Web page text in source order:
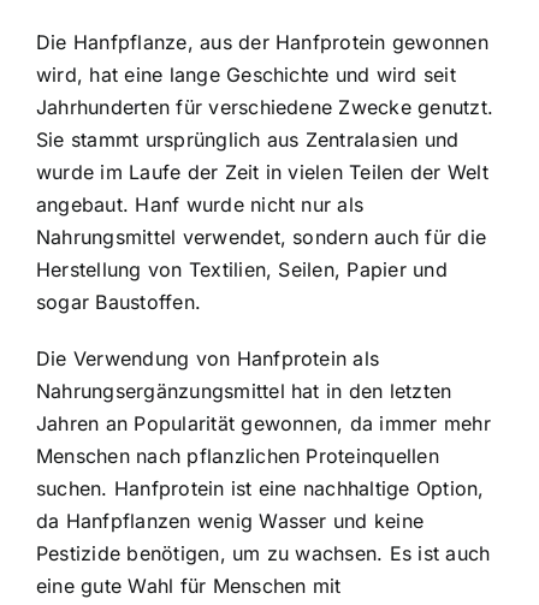
Die Hanfpflanze, aus der Hanfprotein gewonnen
wird, hat eine lange Geschichte und wird seit
Jahrhunderten für verschiedene Zwecke genutzt.
Sie stammt ursprünglich aus Zentralasien und
wurde im Laufe der Zeit in vielen Teilen der Welt
angebaut. Hanf wurde nicht nur als
Nahrungsmittel verwendet, sondern auch für die
Herstellung von Textilien, Seilen, Papier und
sogar Baustoffen.
Die Verwendung von Hanfprotein als
Nahrungsergänzungsmittel hat in den letzten
Jahren an Popularität gewonnen, da immer mehr
Menschen nach pflanzlichen Proteinquellen
suchen. Hanfprotein ist eine nachhaltige Option,
da Hanfpflanzen wenig Wasser und keine
Pestizide benötigen, um zu wachsen. Es ist auch
eine gute Wahl für Menschen mit